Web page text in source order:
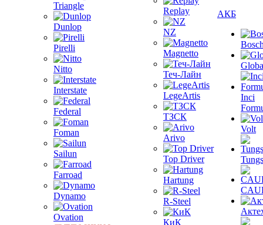
Triangle
Dunlop
Pirelli
Nitto
Interstate
Federal
Foman
Sailun
Farroad
Dynamo
Ovation
Replay
NZ
Magnetto
Теч-Лайн
LegeArtis
ТЗСК
Arivo
Top Driver
Hartung
R-Steel
КиК
АКБ
Inci
Volt